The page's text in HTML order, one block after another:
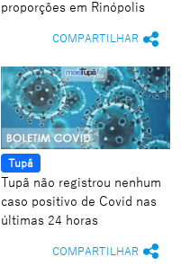
proporções em Rinópolis
COMPARTILHAR
Tupã
Tupã não registrou nenhum
caso positivo de Covid nas
últimas 24 horas
COMPARTILHAR